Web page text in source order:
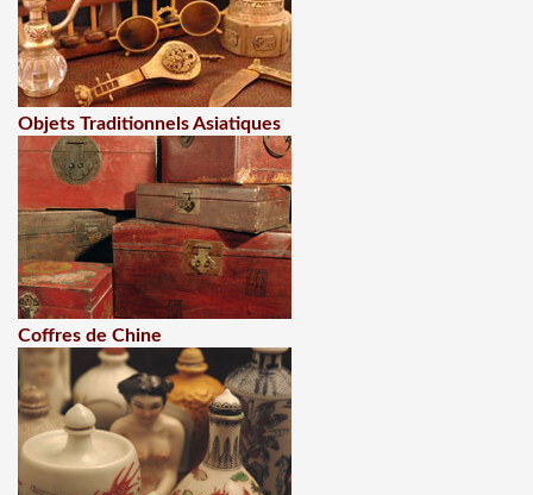
Objets Traditionnels Asiatiques
Coffres de Chine